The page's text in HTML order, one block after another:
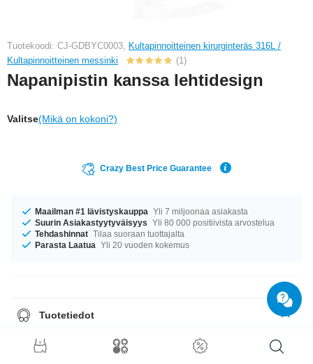
Tuotekoodi: CJ-GDBYC0003, Kultapinnoitteinen kirurginteräs 316L /
Kultapinnoitteinen messinki
(1)
Napanipistin kanssa lehtidesign
Valitse(Mikä on kokoni?)
Crazy Best Price Guarantee
Maailman #1 lävistyskauppa Yli 7 miljoonaa asiakasta
Suurin Asiakastyytyväisyys Yli 80 000 positiivista arvostelua
Tehdashinnat Tilaa suoraan tuottajalta
Parasta Laatua Yli 20 vuoden kokemus
Tuotetiedot
haluat!